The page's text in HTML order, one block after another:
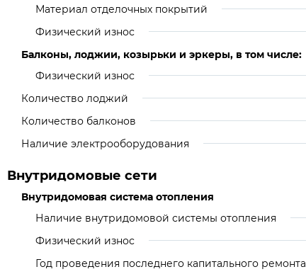
Материал отделочных покрытий
Физический износ
Балконы, лоджии, козырьки и эркеры, в том числе:
Физический износ
Количество лоджий
Количество балконов
Наличие электрооборудования
Внутридомовые сети
Внутридомовая система отопления
Наличие внутридомовой системы отопления
Физический износ
Год проведения последнего капитального ремонта